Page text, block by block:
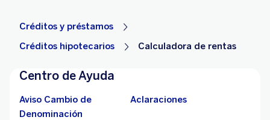
Créditos y préstamos
Créditos hipotecarios
Calculadora de rentas
Centro de Ayuda
Aviso Cambio de
Denominación
Aclaraciones